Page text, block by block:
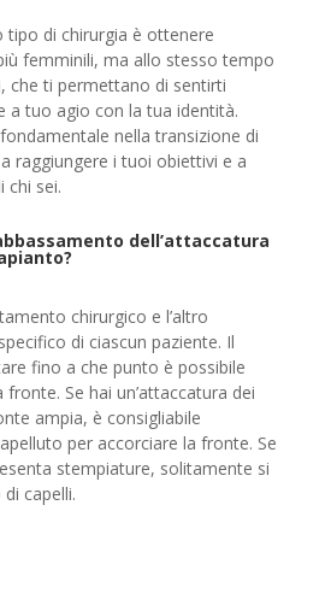
tipo di chirurgia è ottenere
femminili, ma allo stesso tempo
che ti permettano di sentirti
a tuo agio con la tua identità.
nella transizione di
raggiungere i tuoi obiettivi e a
chi sei.
dell’attaccatura
chirurgico e l’altro
di ciascun paziente. Il
fino a che punto è possibile
fronte. Se hai un’attaccatura dei
ampia, è consigliabile
per accorciare la fronte. Se
stempiature, solitamente si
capelli.